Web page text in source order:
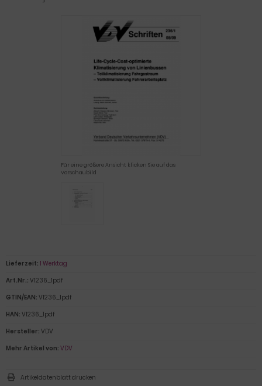
Für eine größere Ansicht klicken Sie auf das
Vorschaubild
Lieferzeit: 1 Werktag
Art.Nr.: V1236_1pdf
GTIN/EAN: V1236_1pdf
HAN: V1236_1pdf
Hersteller: VDV
Mehr Artikel von: VDV
Artikeldatenblatt drucken